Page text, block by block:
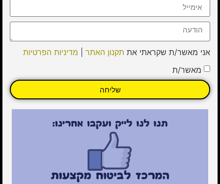
אני מאשר/ת שקראתי את תקנון האתר
מדיניות הפרטיות
מאשר/ת
שליחה